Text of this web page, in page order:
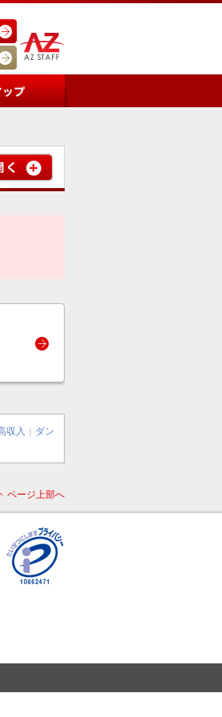
収入
ダン
ページ上部へ